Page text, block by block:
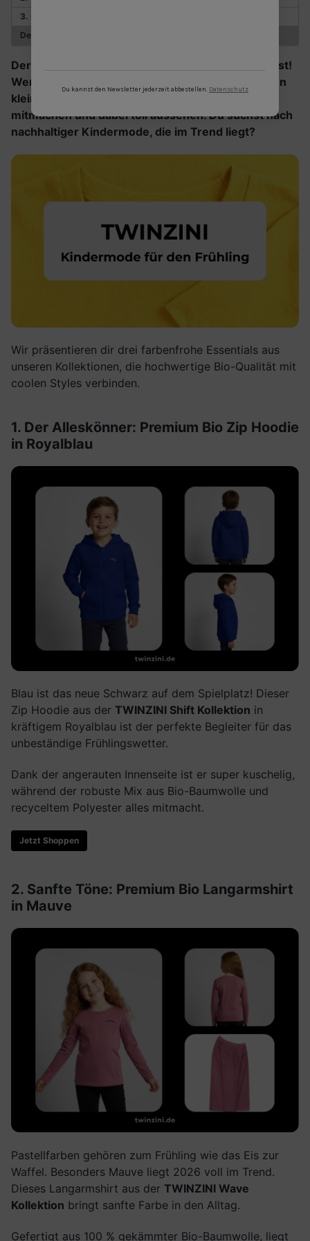
3. Gute Laune pur: Premium Bio T-Shirt in Gelb
Dein Frühling, dein Style
Der Frühling 2026 wird bunt, bequem und bewusst!
Wenn die ersten Sonnenstrahlen locken, brauchen
kleine Abenteurer Outfits, die jede Bewegung
mitmachen und dabei toll aussehen. Du suchst nach
nachhaltiger Kindermode, die im Trend liegt?
Wir präsentieren dir drei farbenfrohe Essentials aus
unseren Kollektionen, die hochwertige Bio-Qualität mit
coolen Styles verbinden.
1. Der Alleskönner: Premium Bio Zip Hoodie
in Royalblau
Blau ist das neue Schwarz auf dem Spielplatz! Dieser
Zip Hoodie aus der TWINZINI Shift Kollektion in
kräftigem Royalblau ist der perfekte Begleiter für das
unbeständige Frühlingswetter.
Dank der angerauten Innenseite ist er super kuschelig,
während der robuste Mix aus Bio-Baumwolle und
recyceltem Polyester alles mitmacht.
Jetzt Shoppen
2. Sanfte Töne: Premium Bio Langarmshirt
in Mauve
Pastellfarben gehören zum Frühling wie das Eis zur
Waffel. Besonders Mauve liegt 2026 voll im Trend.
Dieses Langarmshirt aus der TWINZINI Wave
Kollektion bringt sanfte Farbe in den Alltag.
Gefertigt aus 100 % gekämmter Bio-Baumwolle, liegt
Du kannst den Newsletter jederzeit abbestellen. Datenschutz